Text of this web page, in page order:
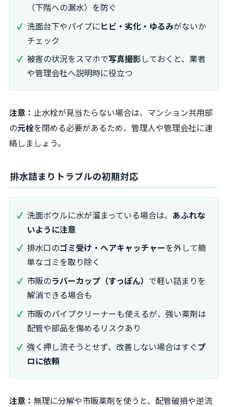
（下階への漏水）を防ぐ
洗面台下やパイプにヒビ・劣化・ゆるみがないか
チェック
被害の状況をスマホで写真撮影しておくと、業者
や管理会社へ説明時に役立つ
注意： 止水栓が見当たらない場合は、マンション共用部
の元栓を閉める必要があるため、管理人や管理会社に連
絡しましょう。
排水詰まりトラブルの初期対応
洗面ボウルに水が溜まっている場合は、 あふれな
いように注意
排水口のゴミ受け・ヘアキャッチャーを外して簡
単なゴミを取り除く
市販のラバーカップ（すっぽん） で軽い詰まりを
解消できる場合も
市販のパイプクリーナーも使えるが、強い薬剤は
配管や部品を傷めるリスクあり
強く押し流そうとせず、改善しない場合はすぐプ
ロに依頼
注意： 無理に分解や市販薬剤を使うと、配管破損や逆流